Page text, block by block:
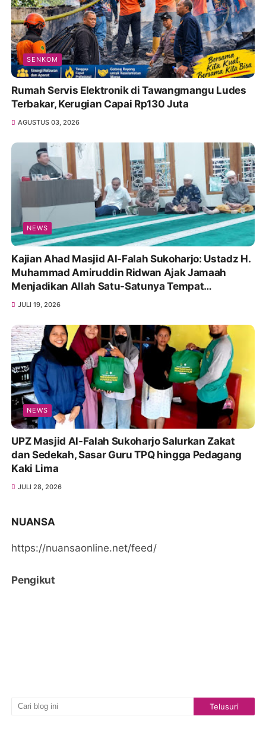
SENKOM
Rumah Servis Elektronik di Tawangmangu Ludes
Terbakar, Kerugian Capai Rp130 Juta
AGUSTUS 03, 2026
NEWS
Kajian Ahad Masjid Al-Falah Sukoharjo: Ustadz H.
Muhammad Amiruddin Ridwan Ajak Jamaah
Menjadikan Allah Satu-Satunya Tempat
Bergantung
JULI 19, 2026
NEWS
UPZ Masjid Al-Falah Sukoharjo Salurkan Zakat
dan Sedekah, Sasar Guru TPQ hingga Pedagang
Kaki Lima
JULI 28, 2026
NUANSA
https://nuansaonline.net/feed/
Pengikut